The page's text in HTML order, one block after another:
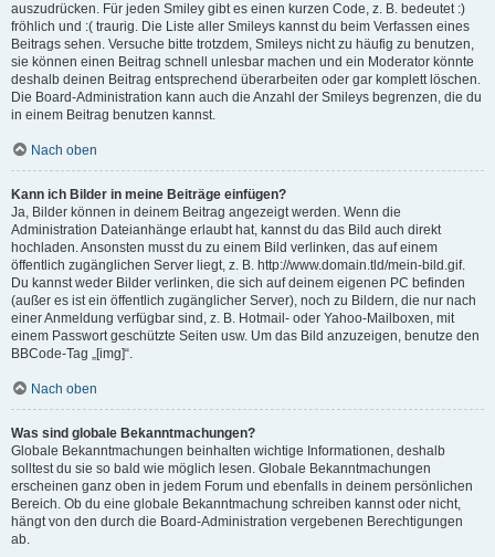
auszudrücken. Für jeden Smiley gibt es einen kurzen Code, z. B. bedeutet :)
fröhlich und :( traurig. Die Liste aller Smileys kannst du beim Verfassen eines
Beitrags sehen. Versuche bitte trotzdem, Smileys nicht zu häufig zu benutzen,
sie können einen Beitrag schnell unlesbar machen und ein Moderator könnte
deshalb deinen Beitrag entsprechend überarbeiten oder gar komplett löschen.
Die Board-Administration kann auch die Anzahl der Smileys begrenzen, die du
in einem Beitrag benutzen kannst.
Nach oben
Kann ich Bilder in meine Beiträge einfügen?
Ja, Bilder können in deinem Beitrag angezeigt werden. Wenn die
Administration Dateianhänge erlaubt hat, kannst du das Bild auch direkt
hochladen. Ansonsten musst du zu einem Bild verlinken, das auf einem
öffentlich zugänglichen Server liegt, z. B. http://www.domain.tld/mein-bild.gif.
Du kannst weder Bilder verlinken, die sich auf deinem eigenen PC befinden
(außer es ist ein öffentlich zugänglicher Server), noch zu Bildern, die nur nach
einer Anmeldung verfügbar sind, z. B. Hotmail- oder Yahoo-Mailboxen, mit
einem Passwort geschützte Seiten usw. Um das Bild anzuzeigen, benutze den
BBCode-Tag „[img]“.
Nach oben
Was sind globale Bekanntmachungen?
Globale Bekanntmachungen beinhalten wichtige Informationen, deshalb
solltest du sie so bald wie möglich lesen. Globale Bekanntmachungen
erscheinen ganz oben in jedem Forum und ebenfalls in deinem persönlichen
Bereich. Ob du eine globale Bekanntmachung schreiben kannst oder nicht,
hängt von den durch die Board-Administration vergebenen Berechtigungen
ab.